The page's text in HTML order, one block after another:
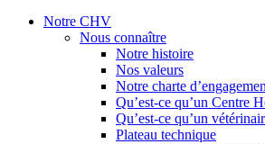
Notre CHV
Nous connaître
Notre histoire
Nos valeurs
Notre charte
Qu’est-ce qu’un Centre
Qu’est-ce qu’un
Plateau technique